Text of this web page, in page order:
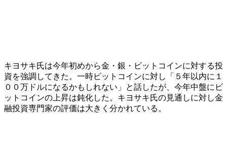
キヨサキ氏は今年初めから金・銀・ビットコインに対する投
資を強調してきた。一時ビットコインに対し「５年以内に１
００万ドルになるかもしれない」と話したが、今年中盤にビ
ットコインの上昇は鈍化した。キヨサキ氏の見通しに対し金
融投資専門家の評価は大きく分かれている。